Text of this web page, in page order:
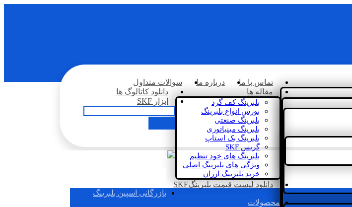
تماس با ما درباره ما
سوالات متداول
مقاله ها
بلبرینگ کف گرد
بورس انواع بلبرینگ
بلبرینگ صنعتی
بلبرینگ مینیاتوری
بلبرینگ بک استاپ
گریس SKF
بلبرینگ های خود تنظیم
ویژگی های بلبرینگ اصلی
خرید بلبرینگ ارزان
دانلود کاتالوگ ها
ابزار SKF
دانلود لیست قیمت بلبرینگSKF
بازرگانی اسپین بلبرینگ
محصولات